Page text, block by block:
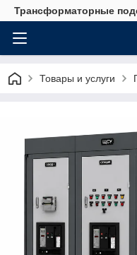
Трансформаторные
Товары и услуги